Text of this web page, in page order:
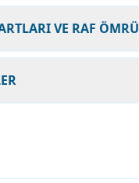
VE RAF ÖMRÜ